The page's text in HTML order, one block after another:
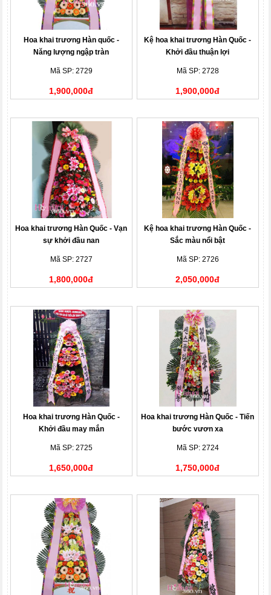
Hoa khai trương Hàn quốc -
Năng lượng ngập tràn
Mã SP: 2729
1,900,000đ
Kệ hoa khai trương Hàn Quốc -
Khởi đầu thuận lợi
Mã SP: 2728
1,900,000đ
Hoa khai trương Hàn Quốc - Vạn
sự khởi đầu nan
Mã SP: 2727
1,800,000đ
Kệ hoa khai trương Hàn Quốc -
Sắc màu nổi bật
Mã SP: 2726
2,050,000đ
Hoa khai trương Hàn Quốc -
Khởi đầu may mắn
Mã SP: 2725
1,650,000đ
Hoa khai trương Hàn Quốc - Tiến
bước vươn xa
Mã SP: 2724
1,750,000đ